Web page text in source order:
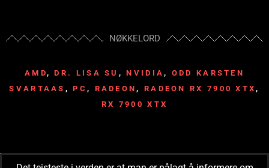
NØKKELORD
AMD,DR. LISA SU ,NVIDIA, ODD KARSTEN
SVARTAAS ,PC , RADEON, RADEON RX 7900 XTX,
RX 7900 XTX